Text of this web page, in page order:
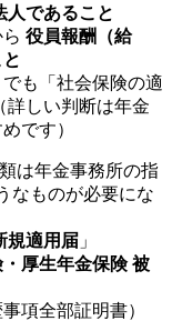
人であること
役員報酬（給
も「社会保険の適
詳しい判断は年金
です）
は年金事務所の指
なものが必要にな
規適用届 」
厚生年金保険 被
項全部証明書）